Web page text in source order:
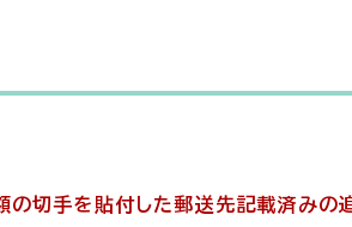
の切手を貼付した郵送先記載済みの